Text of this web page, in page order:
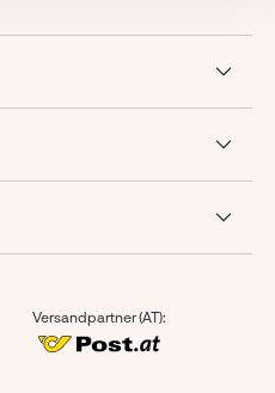
Versandpartner (AT):